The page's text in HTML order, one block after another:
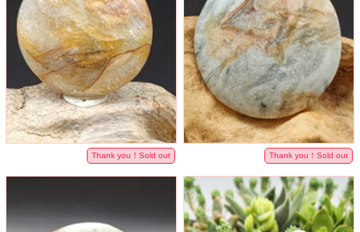
Thank you！Sold out Thank you！Sold out